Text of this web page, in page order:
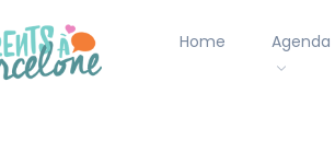
Home Agenda